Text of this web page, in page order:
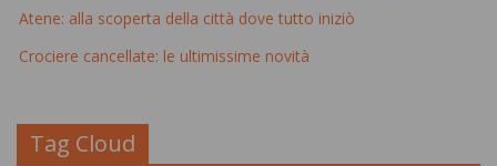
Atene: alla scoperta della città dove tutto iniziò
Crociere cancellate: le ultimissime novità
Tag Cloud